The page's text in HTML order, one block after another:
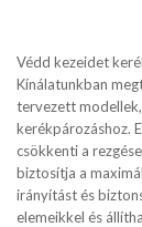
Védd kezeidet
Kínálatunkban
tervezett
kerékpározáshoz.
csökkenti a
biztosítja a
irányítást és
elemeikkel és